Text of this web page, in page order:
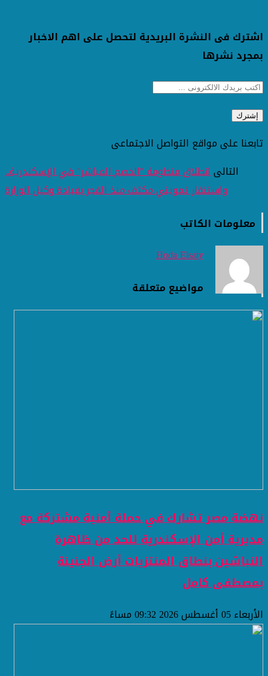
اشترك فى النشرة البريدية لتحصل على اهم الاخبار
بمجرد نشرها
تابعنا على مواقع التواصل الاجتماعى
التالىانطلاق منظومة "الخصم المباشر" في الإسكندرية..
واستنفار تمويني مكثف منذ الفجر بقيادة وكيل الوزارة
معلومات الكاتب
Hoda Elsaty
مواضيع متعلقة
نهضة مصر تشارك في حملة أمنية مشتركة مع
مديرية أمن الإسكندرية للحد من ظاهرة
النباشين بنطاق المنتزيات أرض الجنينة
بمصطفى كامل
الأربعاء 05 أغسطس 2026 09:32 مساءً